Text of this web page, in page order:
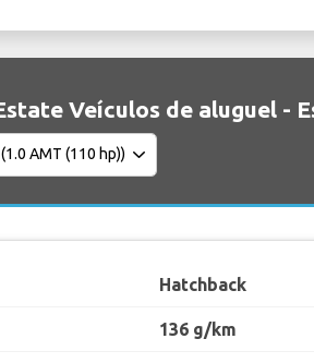
Veículos de aluguel -
Hatchback
136 g/km